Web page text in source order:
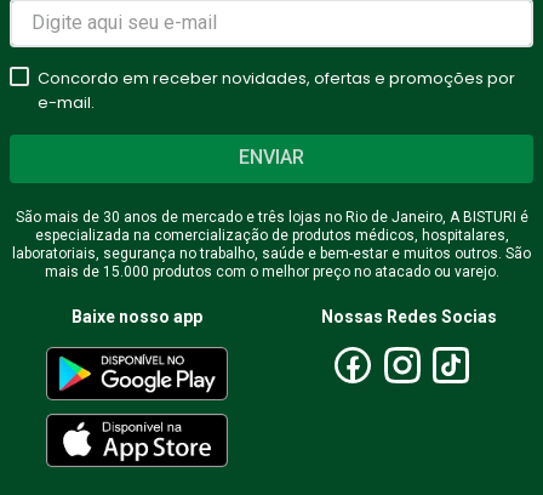
Concordo em receber novidades, ofertas e promoções por
e-mail.
ENVIAR
São mais de 30 anos de mercado e três lojas no Rio de Janeiro, A BISTURI é
especializada na comercialização de produtos médicos, hospitalares,
laboratoriais, segurança no trabalho, saúde e bem-estar e muitos outros. São
mais de 15.000 produtos com o melhor preço no atacado ou varejo.
Baixe nosso app Nossas Redes Socias